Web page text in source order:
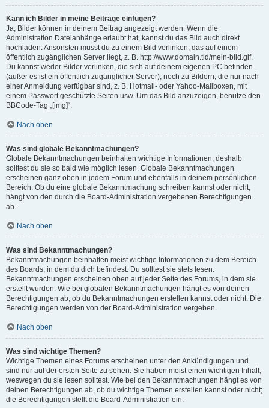
Kann ich Bilder in meine Beiträge einfügen?
Ja, Bilder können in deinem Beitrag angezeigt werden. Wenn die
Administration Dateianhänge erlaubt hat, kannst du das Bild auch direkt
hochladen. Ansonsten musst du zu einem Bild verlinken, das auf einem
öffentlich zugänglichen Server liegt, z. B. http://www.domain.tld/mein-bild.gif.
Du kannst weder Bilder verlinken, die sich auf deinem eigenen PC befinden
(außer es ist ein öffentlich zugänglicher Server), noch zu Bildern, die nur nach
einer Anmeldung verfügbar sind, z. B. Hotmail- oder Yahoo-Mailboxen, mit
einem Passwort geschützte Seiten usw. Um das Bild anzuzeigen, benutze den
BBCode-Tag „[img]“.
Nach oben
Was sind globale Bekanntmachungen?
Globale Bekanntmachungen beinhalten wichtige Informationen, deshalb
solltest du sie so bald wie möglich lesen. Globale Bekanntmachungen
erscheinen ganz oben in jedem Forum und ebenfalls in deinem persönlichen
Bereich. Ob du eine globale Bekanntmachung schreiben kannst oder nicht,
hängt von den durch die Board-Administration vergebenen Berechtigungen
ab.
Nach oben
Was sind Bekanntmachungen?
Bekanntmachungen beinhalten meist wichtige Informationen zu dem Bereich
des Boards, in dem du dich befindest. Du solltest sie stets lesen.
Bekanntmachungen erscheinen oben auf jeder Seite des Forums, in dem sie
erstellt wurden. Wie bei globalen Bekanntmachungen hängt es von deinen
Berechtigungen ab, ob du Bekanntmachungen erstellen kannst oder nicht. Die
Berechtigungen werden von der Board-Administration vergeben.
Nach oben
Was sind wichtige Themen?
Wichtige Themen eines Forums erscheinen unter den Ankündigungen und
sind nur auf der ersten Seite zu sehen. Sie haben meist einen wichtigen Inhalt,
weswegen du sie lesen solltest. Wie bei den Bekanntmachungen hängt es von
deinen Berechtigungen ab, ob du wichtige Themen erstellen kannst oder nicht;
die Berechtigungen stellt die Board-Administration ein.